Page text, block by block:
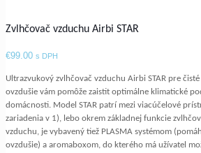
Zvlhčovač vzduchu Airbi STAR
€99.00 s DPH
Ultrazvukový zvlhčovač vzduchu Airbi STAR pre čisté
ovzdušie vám pomôže zaistit optimálne klimatické
domácnosti. Model STAR patrí mezi viacúčelové
zariadenia v 1), lebo okrem základnej funkcie
vzduchu, je vybavený tiež PLASMA systémom
ovzdušie) a aromaboxom, do kterého má užívatel